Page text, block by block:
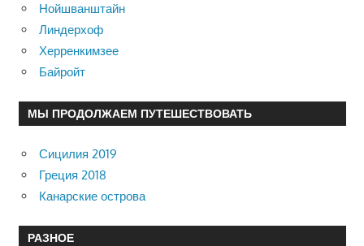
Нойшванштайн
Линдерхоф
Херренкимзее
Байройт
МЫ ПРОДОЛЖАЕМ ПУТЕШЕСТВОВАТЬ
Сицилия 2019
Греция 2018
Канарские острова
РАЗНОЕ